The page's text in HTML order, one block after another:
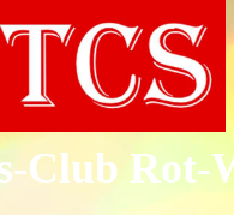
Club Rot-